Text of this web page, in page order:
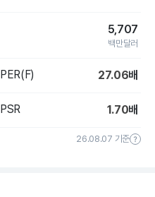
5,707
백만달러
PER(F) 27.06배
PSR 1.70배
26.08.07 기준